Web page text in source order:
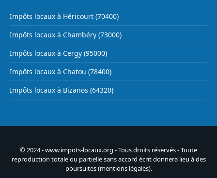
Impôts locaux à Héricourt (70400)
Impôts locaux à Chambéry (73000)
Impôts locaux à Cergy (95000)
Impôts locaux à Chatou (78400)
Impôts locaux à Bizanos (64320)
© 2024 - www.impots-locaux.org - Tous droits réservés - Toute
reproduction totale ou partielle sans accord écrit donnera lieu à des
poursuites (mentions légales).